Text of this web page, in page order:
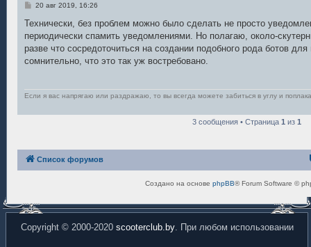
С
о
щ
е
и
20 авг 2019, 16:26
Технически, без проблем можно было сделать не просто
периодически спамить уведомлениями. Но полагаю, около-
разве что сосредоточиться на создании подобного рода ботов
сомнительно, что это так уж востребовано.
Если я вас напрягаю или раздражаю, то вы всегда можете забиться в углу и
3 сообщения • Страница 1 из 1
Список форумов
Создано на основе phpBB® Forum Software ©
Copyright © 2000-2020 scooterclub.by. При любом использовании